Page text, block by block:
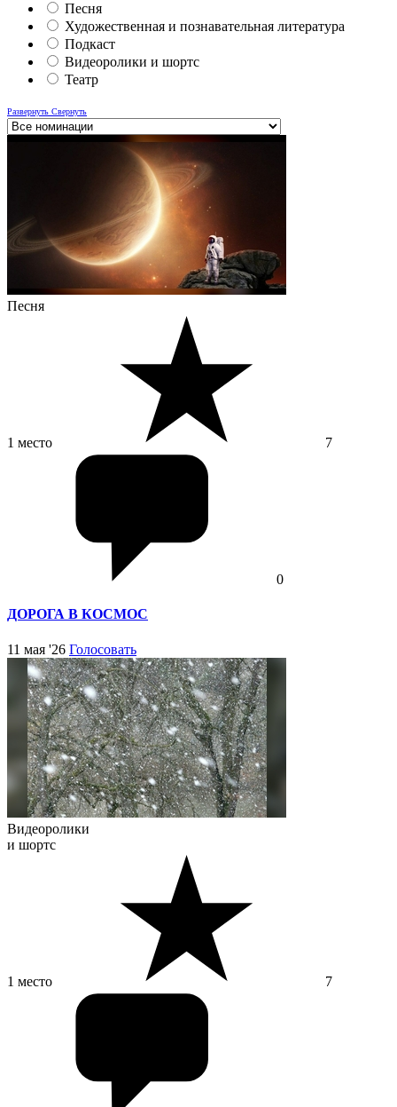
Песня
Художественная и познавательная литература
Подкаст
Видеоролики и шортс
Театр
Развернуть Свернуть
Песня
1 место 7
0
ДОРОГА В КОСМОС
11 мая '26 Голосовать
Видеоролики
и шортс
1 место 7